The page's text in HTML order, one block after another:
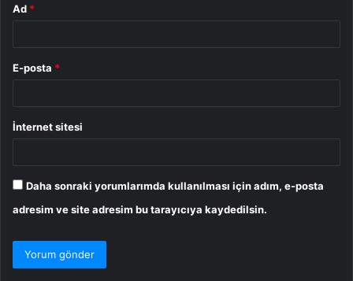
Ad *
E-posta *
İnternet sitesi
Daha sonraki yorumlarımda kullanılması için adım, e-posta
adresim ve site adresim bu tarayıcıya kaydedilsin.